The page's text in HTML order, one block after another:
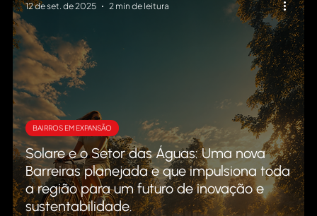
Solare e o Setor das Águas: Uma nova
Barreiras planejada e que impulsiona toda
a região para um futuro de inovação e
sustentabilidade.
BAIRROS EM EXPANSÃO
12 de set. de 2025 2 min de leitura